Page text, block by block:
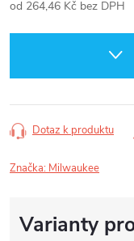
od 264,46 Kč bez DPH
Dotaz k produktu
Značka: Milwaukee